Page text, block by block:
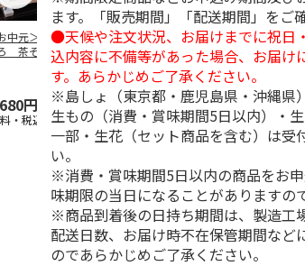
中元＞浅草むぎ
茶そば５
円
・税込)
ご自宅用 信州半な
まそば８人前
5.0（1）
2,380円
(送料・税込)
出雲そば ６人前
5.0（1）
3,000円
(送料・税込)
ます。「販売期間」「配送期間」をご
●天候や注文状況、お届けまでに祝日
込内容に不備等があった場合、お届け
す。あらかじめご了承ください。
※島しょ（東京都・鹿児島県・沖縄県
生もの（消費・賞味期間5日以内）・
一部・生花（セット商品を含む）は受
い。
※消費・賞味期間5日以内の商品をお
味期限の当日になることがありますの
※商品到着後の日持ち期間は、製造工
配送日数、お届け時不在保管期間など
のであらかじめご了承ください。